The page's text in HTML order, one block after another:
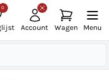
0
Account Wagen Menu